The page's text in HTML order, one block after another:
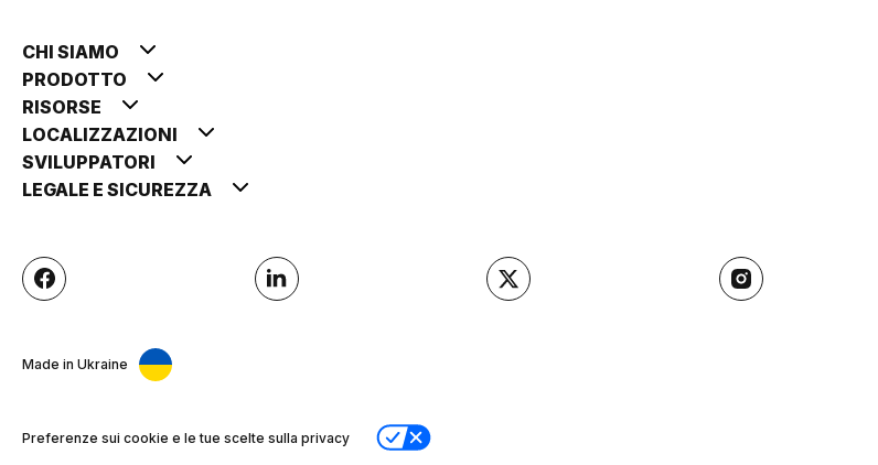
CHI SIAMO
PRODOTTO
RISORSE
LOCALIZZAZIONI
SVILUPPATORI
LEGALE E SICUREZZA
Made in Ukraine
Preferenze sui cookie e le tue scelte sulla privacy